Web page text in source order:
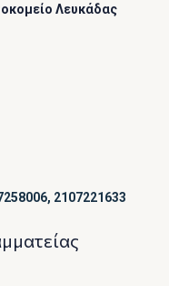
Λευκάδας
2107221633